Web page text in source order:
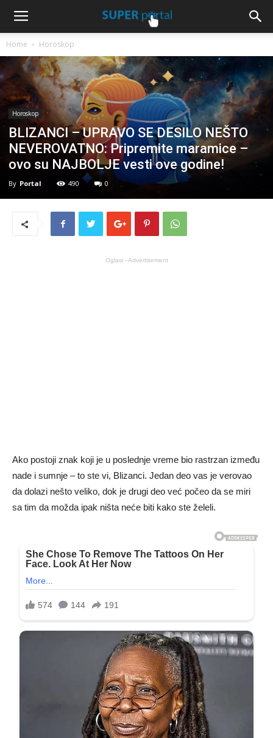
Home Horoskop
Horoskop
BLIZANCI – UPRAVO SE DESILO NEŠTO
NEVEROVATNO: Pripremite maramice –
ovo su NAJBOLJE vesti ove godine!
By Portal 490 0
Oglasi - Advertisement
Ako postoji znak koji je u poslednje vreme bio rastrzan između
nade i sumnje – to ste vi, Blizanci. Jedan deo vas je verovao
da dolazi nešto veliko, dok je drugi deo već počeo da se miri
sa tim da možda ipak ništa neće biti kako ste želeli.